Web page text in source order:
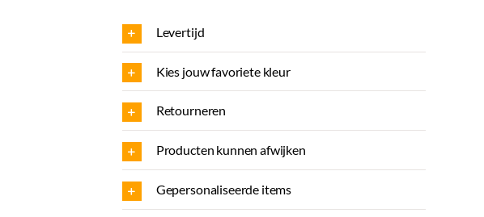
aantal
Levertijd
Kies jouw favoriete kleur
Retourneren
Producten kunnen afwijken
Gepersonaliseerde items